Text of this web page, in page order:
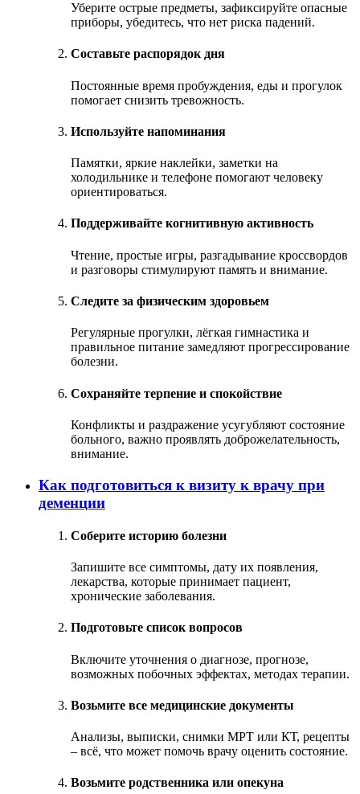
Уберите острые предметы, зафиксируйте опасные
приборы, убедитесь, что нет риска падений.
Составьте распорядок дня
Постоянные время пробуждения, еды и прогулок
помогает снизить тревожность.
Используйте напоминания
Памятки, яркие наклейки, заметки на
холодильнике и телефоне помогают человеку
ориентироваться.
Поддерживайте когнитивную активность
Чтение, простые игры, разгадывание кроссвордов
и разговоры стимулируют память и внимание.
Следите за физическим здоровьем
Регулярные прогулки, лёгкая гимнастика и
правильное питание замедляют прогрессирование
болезни.
Сохраняйте терпение и спокойствие
Конфликты и раздражение усугубляют состояние
больного, важно проявлять доброжелательность,
внимание.
Как подготовиться к визиту к врачу при
деменции
Соберите историю болезни
Запишите все симптомы, дату их появления,
лекарства, которые принимает пациент,
хронические заболевания.
Подготовьте список вопросов
Включите уточнения о диагнозе, прогнозе,
возможных побочных эффектах, методах терапии.
Возьмите все медицинские документы
Анализы, выписки, снимки МРТ или КТ, рецепты
– всё, что может помочь врачу оценить состояние.
Возьмите родственника или опекуна